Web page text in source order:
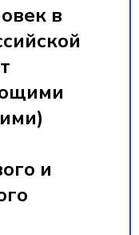
в
и